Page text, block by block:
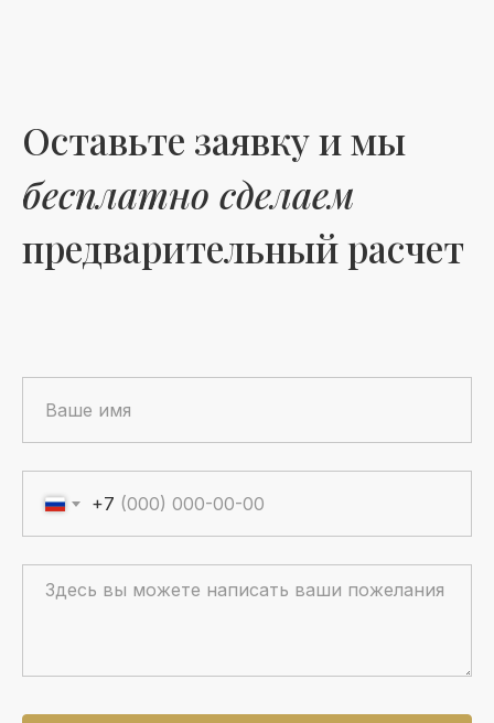
Оставьте заявку и мы
бесплатно сделаем
предварительный расчет
+7